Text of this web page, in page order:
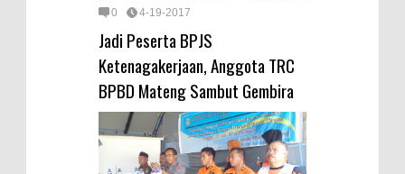
0 4-19-2017
Jadi Peserta BPJS
Ketenagakerjaan, Anggota TRC
BPBD Mateng Sambut Gembira